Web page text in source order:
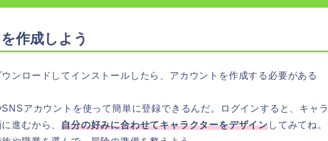
作成しよう
ンロードしてインストールしたら、アカウントを作成する必要がある
SNSアカウントを使って簡単に登録できるんだ。ログインすると、キャラ
進むから、自分の好みに合わせてキャラクターをデザインしてみてね。